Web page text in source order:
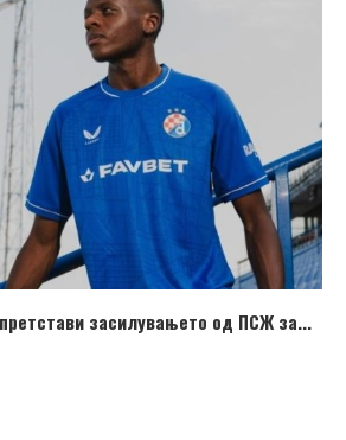
засилувањето од ПСЖ за...